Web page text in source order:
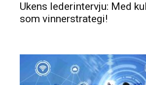
Ukens lederintervju: Med
som vinnerstrategi!